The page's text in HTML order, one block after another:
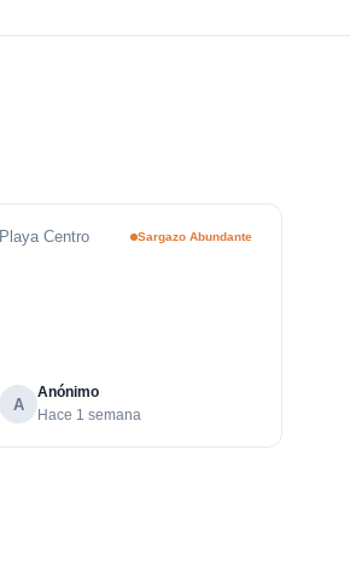
Playa Centro Sargazo Abundante
A
Anónimo
Hace 1 semana